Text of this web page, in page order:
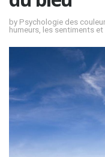
by Psychologie des
humeurs, les sentiments